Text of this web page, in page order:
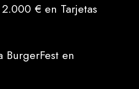
€ en Tarjetas
BurgerFest en